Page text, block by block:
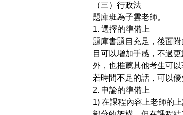
（三）行政法
題庫班為子雲老師。
1. 選擇的準備上
題庫書題目充足，後面
目可以增加手感，不過
外，也推薦其他考生可
若時間不足的話，可以
2. 申論的準備上
1) 在課程內容上老師的